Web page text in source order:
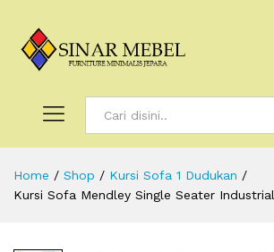
Home / Shop / Kursi Sofa 1 Dudukan /
Kursi Sofa Mendley Single Seater Industrial